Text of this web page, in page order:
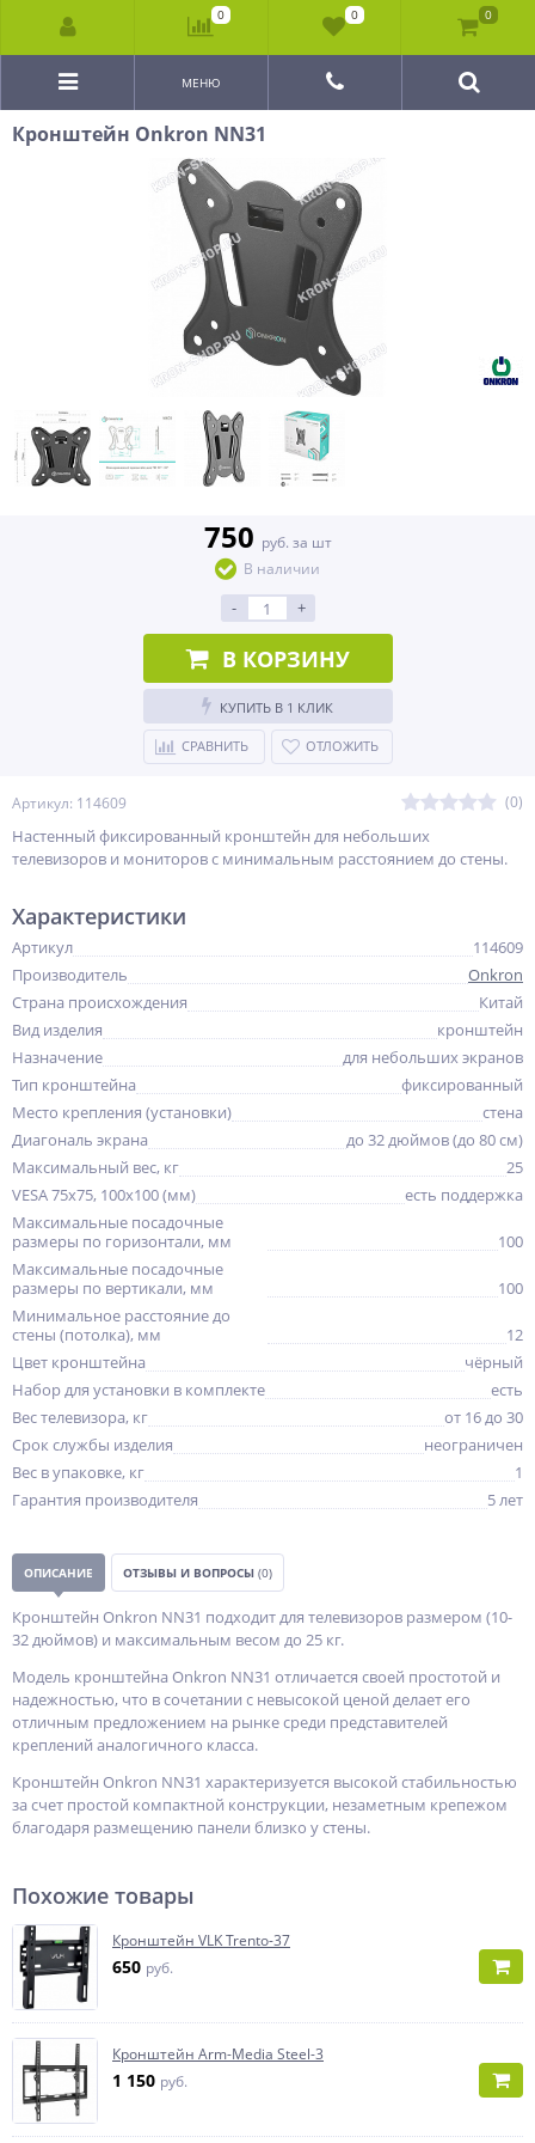
МЕНЮ
Кронштейн Onkron NN31
Артикул: 114609 (0)
Настенный фиксированный кронштейн для небольших
телевизоров и мониторов с минимальным расстоянием до стены.
750 руб. за шт
В наличии
- +
В КОРЗИНУ
КУПИТЬ В 1 КЛИК
СРАВНИТЬ ОТЛОЖИТЬ
Характеристики
Артикул
114609
Производитель
Onkron
Страна происхождения
Китай
Вид изделия
кронштейн
Назначение
для небольших экранов
Тип кронштейна
фиксированный
Место крепления (установки)
стена
Диагональ экрана
до 32 дюймов (до 80 см)
Максимальный вес, кг
25
VESA 75x75, 100x100 (мм)
есть поддержка
Максимальные посадочные
размеры по горизонтали, мм
100
Максимальные посадочные
размеры по вертикали, мм
100
Минимальное расстояние до
стены (потолка), мм
12
Цвет кронштейна
чёрный
Набор для установки в комплекте
есть
Вес телевизора, кг
от 16 до 30
Срок службы изделия
неограничен
Вес в упаковке, кг
1
Гарантия производителя
5 лет
ОПИСАНИЕ ОТЗЫВЫ И ВОПРОСЫ (0)
Кронштейн Onkron NN31 подходит для телевизоров размером (10-
32 дюймов) и максимальным весом до 25 кг.
Модель кронштейна Onkron NN31 отличается своей простотой и
надежностью, что в сочетании с невысокой ценой делает его
отличным предложением на рынке среди представителей
креплений аналогичного класса.
Кронштейн Onkron NN31 характеризуется высокой стабильностью
за счет простой компактной конструкции, незаметным крепежом
благодаря размещению панели близко у стены.
Похожие товары
Кронштейн VLK Trento-37
650 руб.
Кронштейн Arm-Media Steel-3
1 150 руб.
0 0 0